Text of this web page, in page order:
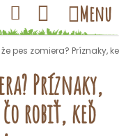
Hľadať Prihlásenie
Nákupný
košík
Menu
pes zomiera?
Príznaky,
robiť, keď